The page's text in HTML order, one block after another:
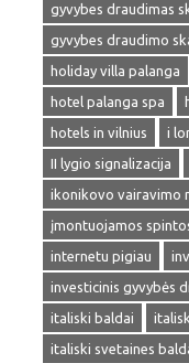
gyvybes draudimas
gyvybes draudimo
holiday villa palanga
hotel palanga spa
hotels in vilnius
i
II lygio signalizacija
ikonikovo vairavimo
įmontuojamos
internetu pigiau
investicinis gyvybės
italiski baldai
italiski svetaines